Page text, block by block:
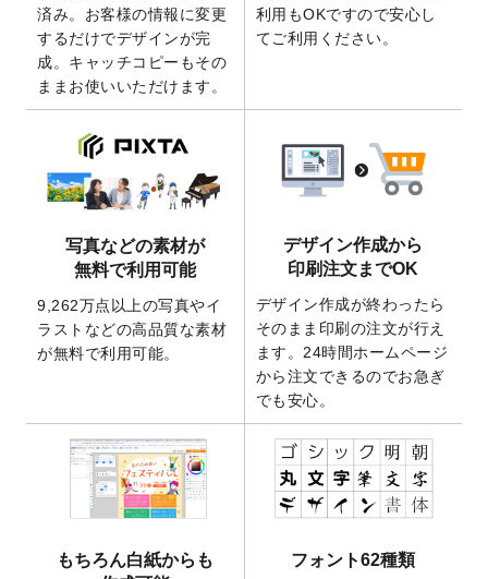
グ」「テンプレート間でパーツを流用する
方法」を公開いたしました。
2026/4/21
アクリルキーホルダーのデザインテンプレ
ート を追加いたしました。
りました！
2025/12/22
【新商品】アクリルキーホルダーが作成で
きるようになりました！
2025/12/22
2026年版4月始まりのカレンダーデザイン
テンプレート
を公開いたしました。
開いたしました。
2025/9/30
【新商品】クリアファイルバッグ が作成で
きるようになりました！
2026年午年の年賀状デザインテンプレート
を公開いたしました。
2025/9/10
喪中はがき・寒中見舞いのデザインテンプ
レートを公開いたしました。
2025/8/1
9,160万点以上の写真やイラスト素材が無料
2025/7/30
キャンバスプリントのデザインテンプレー
済み。お客様の情報に変更
するだけでデザインが完
成。キャッチコピーもその
ままお使いいただけます。
利用もOKですので安心し
てご利用ください。
写真などの素材が
無料で利用可能
9,262万点以上の写真やイ
ラストなどの高品質な素材
が無料で利用可能。
デザイン作成から
印刷注文までOK
デザイン作成が終わったら
そのまま印刷の注文が行え
ます。24時間ホームページ
から注文できるのでお急ぎ
でも安心。
もちろん白紙からも
フォント62種類